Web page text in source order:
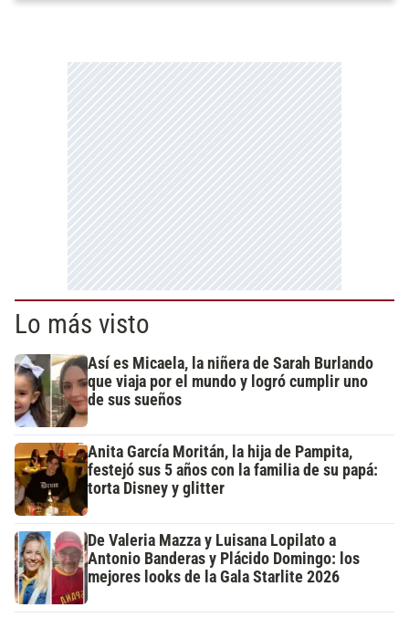
Lo más visto
Así es Micaela, la niñera de Sarah Burlando
que viaja por el mundo y logró cumplir uno
de sus sueños
Anita García Moritán, la hija de Pampita,
festejó sus 5 años con la familia de su papá:
torta Disney y glitter
De Valeria Mazza y Luisana Lopilato a
Antonio Banderas y Plácido Domingo: los
mejores looks de la Gala Starlite 2026